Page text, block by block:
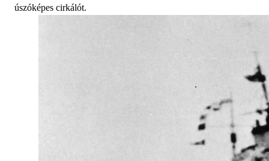
úszóképes cirkálót.